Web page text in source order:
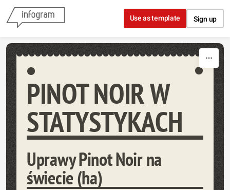
Skip to content
Use as template Sign up
PINOT NOIR W
STATYSTYKACH
Uprawy Pinot Noir na
świecie (ha)